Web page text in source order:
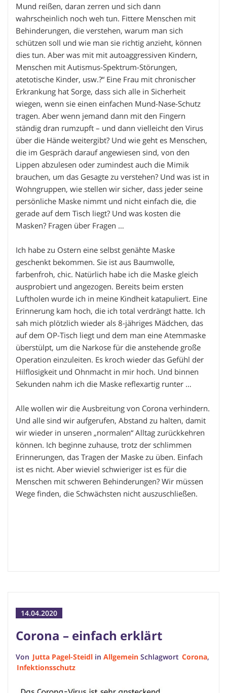
Mund reißen, daran zerren und sich dann
wahrscheinlich noch weh tun. Fittere Menschen mit
Behinderungen, die verstehen, warum man sich
schützen soll und wie man sie richtig anzieht, können
dies tun. Aber was mit mit autoaggressiven Kindern,
Menschen mit Autismus-Spektrum-Störungen,
atetotische Kinder, usw.?“ Eine Frau mit chronischer
Erkrankung hat Sorge, dass sich alle in Sicherheit
wiegen, wenn sie einen einfachen Mund-Nase-Schutz
tragen. Aber wenn jemand dann mit den Fingern
ständig dran rumzupft – und dann vielleicht den Virus
über die Hände weitergibt? Und wie geht es Menschen,
die im Gespräch darauf angewiesen sind, von den
Lippen abzulesen oder zumindest auch die Mimik
brauchen, um das Gesagte zu verstehen? Und was ist in
Wohngruppen, wie stellen wir sicher, dass jeder seine
persönliche Maske nimmt und nicht einfach die, die
gerade auf dem Tisch liegt? Und was kosten die
Masken? Fragen über Fragen …
Ich habe zu Ostern eine selbst genähte Maske
geschenkt bekommen. Sie ist aus Baumwolle,
farbenfroh, chic. Natürlich habe ich die Maske gleich
ausprobiert und angezogen. Bereits beim ersten
Luftholen wurde ich in meine Kindheit katapuliert. Eine
Erinnerung kam hoch, die ich total verdrängt hatte. Ich
sah mich plötzlich wieder als 8-jähriges Mädchen, das
auf dem OP-Tisch liegt und dem man eine Atemmaske
überstülpt, um die Narkose für die anstehende große
Operation einzuleiten. Es kroch wieder das Gefühl der
Hilflosigkeit und Ohnmacht in mir hoch. Und binnen
Sekunden nahm ich die Maske reflexartig runter …
Alle wollen wir die Ausbreitung von Corona verhindern.
Und alle sind wir aufgerufen, Abstand zu halten, damit
wir wieder in unseren „normalen“ Alltag zurückkehren
können. Ich beginne zuhause, trotz der schlimmen
Erinnerungen, das Tragen der Maske zu üben. Einfach
ist es nicht. Aber wieviel schwieriger ist es für die
Menschen mit schweren Behinderungen? Wir müssen
Wege finden, die Schwächsten nicht auszuschließen.
14.04.2020
Corona – einfach erklärt
Von Jutta Pagel-Steidl in Allgemein Schlagwort Corona,
Infektionsschutz